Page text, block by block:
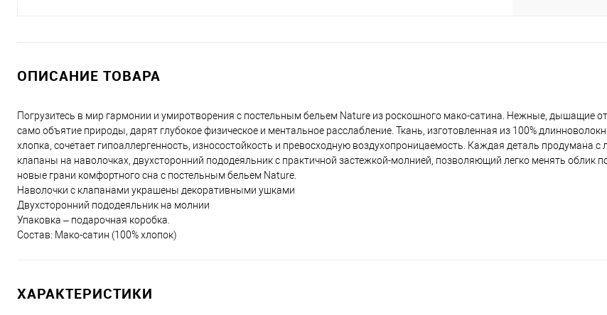
ОПИСАНИЕ ТОВАРА
Погрузитесь в мир гармонии и умиротворения с постельным бельем Nature из роскошного мако-сатина. Нежные, дышащие
само объятие природы, дарят глубокое физическое и ментальное расслабление. Ткань, изготовленная из 100%
хлопка, сочетает гипоаллергенность, износостойкость и превосходную воздухопроницаемость. Каждая деталь продумана
клапаны на наволочках, двухсторонний пододеяльник с практичной застежкой-молнией, позволяющий легко менять облик
новые грани комфортного сна с постельным бельем Nature.
Наволочки с клапанами украшены декоративными ушками
Двухсторонний пододеяльник на молнии
Упаковка – подарочная коробка.
Состав: Мако-сатин (100% хлопок)
ХАРАКТЕРИСТИКИ